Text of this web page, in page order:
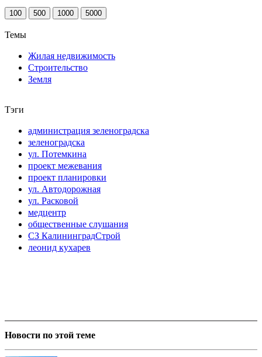
100 500 1000 5000
Темы
Жилая недвижимость
Строительство
Земля
Тэги
администрация зеленоградска
зеленоградска
ул. Потемкина
проект межевания
проект планировки
ул. Автодорожная
ул. Расковой
медцентр
общественные слушания
СЗ КалининградСтрой
леонид кухарев
Новости по этой теме